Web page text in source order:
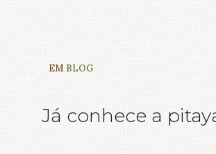
EM BLOG
Já conhece a